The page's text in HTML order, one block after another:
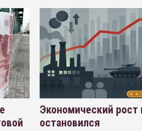
Экономический рост
остановился